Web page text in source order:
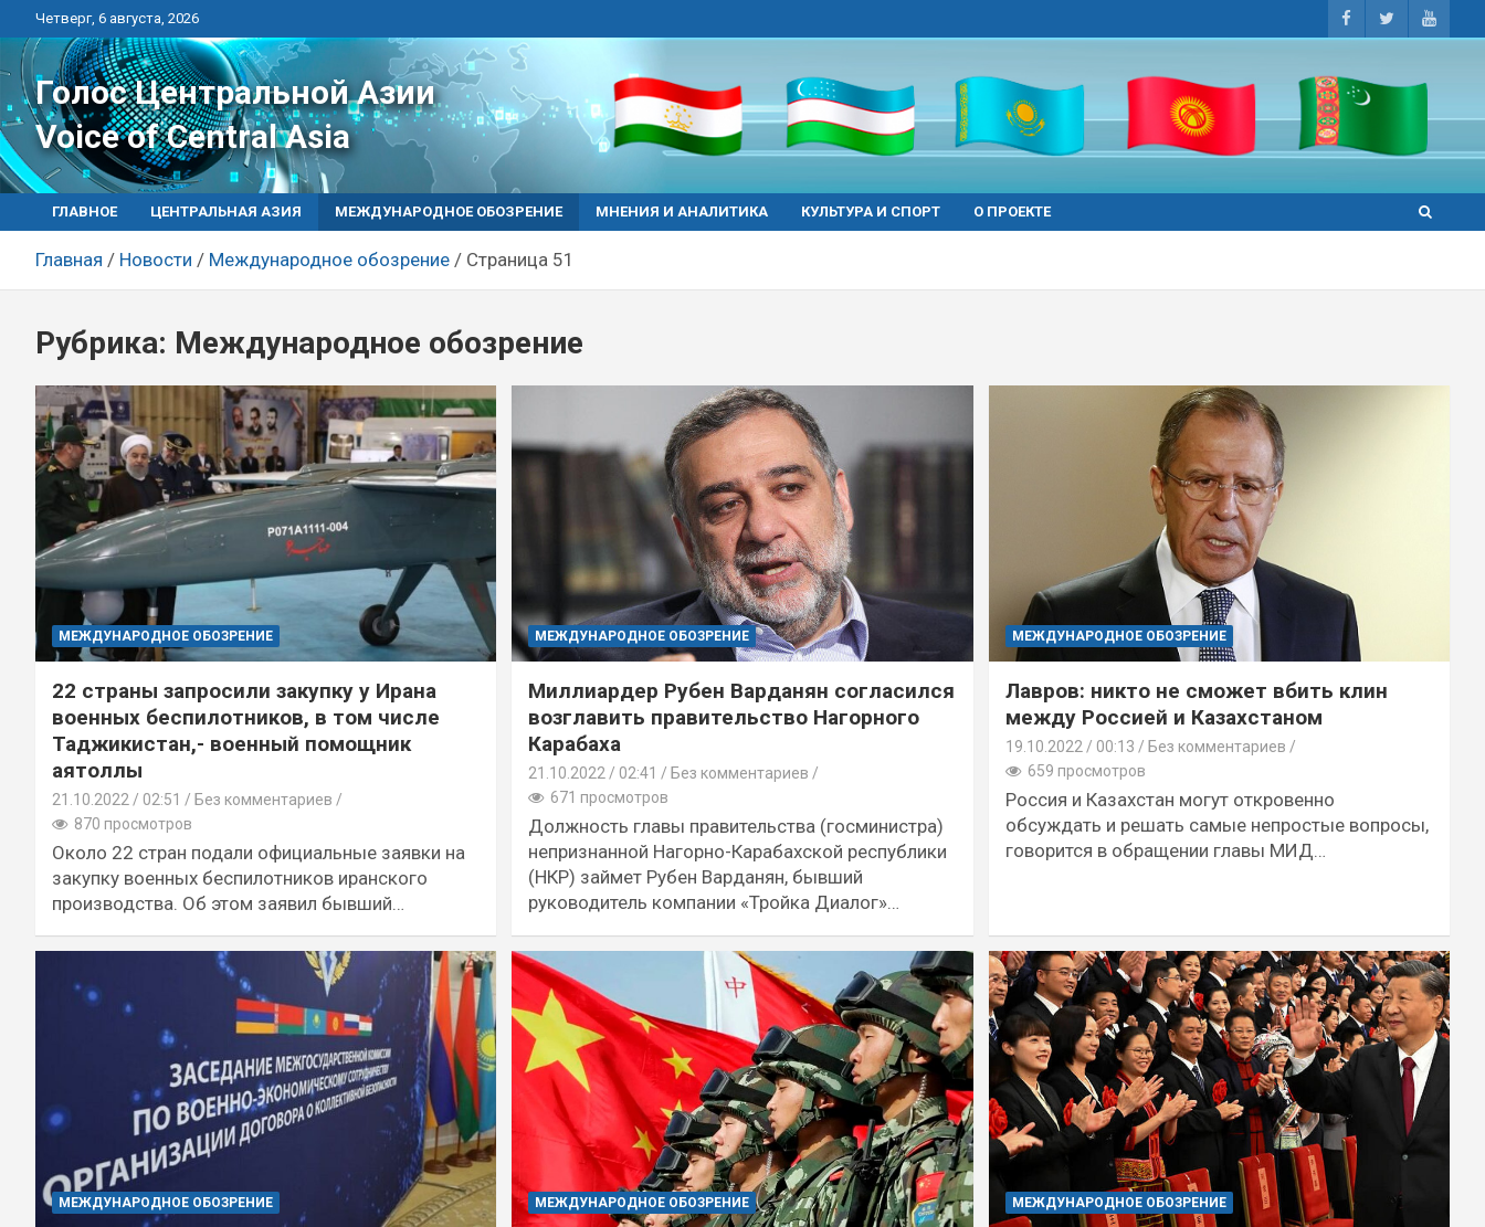
Перейти
к
контенту
Четверг, 6 августа, 2026
Голос Центральной Азии
Voice of Central Asia
ГЛАВНОЕ ЦЕНТРАЛЬНАЯ АЗИЯ МЕЖДУНАРОДНОЕ ОБОЗРЕНИЕ МНЕНИЯ И АНАЛИТИКА КУЛЬТУРА И СПОРТ О ПРОЕКТЕ
Главная Новости Международное обозрение Страница 51
Рубрика: Международное обозрение
МЕЖДУНАРОДНОЕ ОБОЗРЕНИЕ
22 страны запросили закупку у Ирана
военных беспилотников, в том числе
Таджикистан,- военный помощник
аятоллы
21.10.2022 02:51 / Без комментариев
870 просмотров
Около 22 стран подали официальные заявки на
закупку военных беспилотников иранского
производства. Об этом заявил бывший…
МЕЖДУНАРОДНОЕ ОБОЗРЕНИЕ
Миллиардер Рубен Варданян согласился
возглавить правительство Нагорного
Карабаха
21.10.2022 02:41 / Без комментариев
671 просмотров
Должность главы правительства (госминистра)
непризнанной Нагорно-Карабахской республики
(НКР) займет Рубен Варданян, бывший
руководитель компании «Тройка Диалог»…
МЕЖДУНАРОДНОЕ ОБОЗРЕНИЕ
Лавров: никто не сможет вбить клин
между Россией и Казахстаном
19.10.2022 00:13 / Без комментариев
659 просмотров
Россия и Казахстан могут откровенно
обсуждать и решать самые непростые вопросы,
говорится в обращении главы МИД…
МЕЖДУНАРОДНОЕ ОБОЗРЕНИЕ МЕЖДУНАРОДНОЕ ОБОЗРЕНИЕ МЕЖДУНАРОДНОЕ ОБОЗРЕНИЕ